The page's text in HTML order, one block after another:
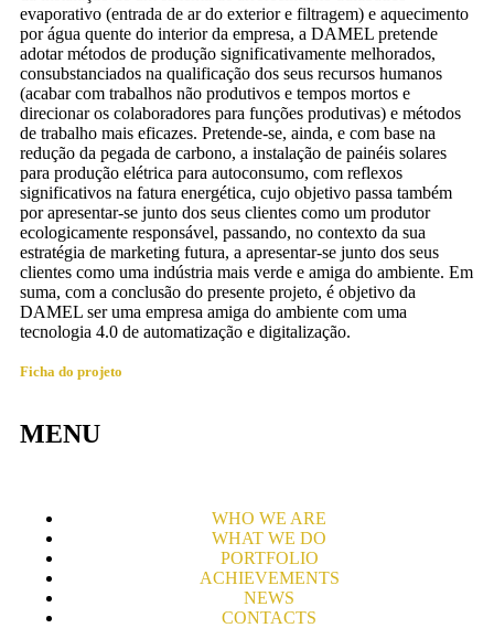
evaporativo (entrada de ar do exterior e filtragem) e aquecimento
por água quente do interior da empresa, a DAMEL pretende
adotar métodos de produção significativamente melhorados,
consubstanciados na qualificação dos seus recursos humanos
(acabar com trabalhos não produtivos e tempos mortos e
direcionar os colaboradores para funções produtivas) e métodos
de trabalho mais eficazes. Pretende-se, ainda, e com base na
redução da pegada de carbono, a instalação de painéis solares
para produção elétrica para autoconsumo, com reflexos
significativos na fatura energética, cujo objetivo passa também
por apresentar-se junto dos seus clientes como um produtor
ecologicamente responsável, passando, no contexto da sua
estratégia de marketing futura, a apresentar-se junto dos seus
clientes como uma indústria mais verde e amiga do ambiente. Em
suma, com a conclusão do presente projeto, é objetivo da
DAMEL ser uma empresa amiga do ambiente com uma
tecnologia 4.0 de automatização e digitalização.
Ficha do projeto
MENU
WHO WE ARE
WHAT WE DO
PORTFOLIO
ACHIEVEMENTS
NEWS
CONTACTS